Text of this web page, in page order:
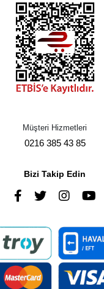
Müşteri Hizmetleri
0216 385 43 85
Bizi Takip Edin